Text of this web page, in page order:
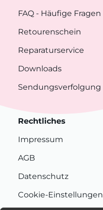
FAQ - Häufige Fragen
Retourenschein
Reparaturservice
Downloads
Sendungsverfolgung
Rechtliches
Impressum
AGB
Datenschutz
Cookie-Einstellungen